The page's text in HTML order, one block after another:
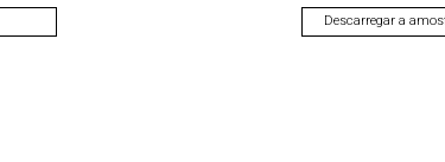
Descarregar a